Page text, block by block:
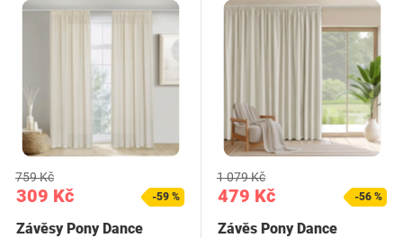
309 Kč
759 Kč
-59 %
Závěsy Pony Dance
479 Kč
1 079 Kč
-56 %
Závěs Pony Dance